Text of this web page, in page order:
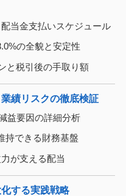
当金支払いスケジュール
の全貌と安定性
と税引後の手取り額
績リスクの徹底検証
益要因の詳細分析
持できる財務基盤
が支える配当
する実践戦略